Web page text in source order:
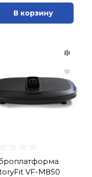
В корзину
VF-M850